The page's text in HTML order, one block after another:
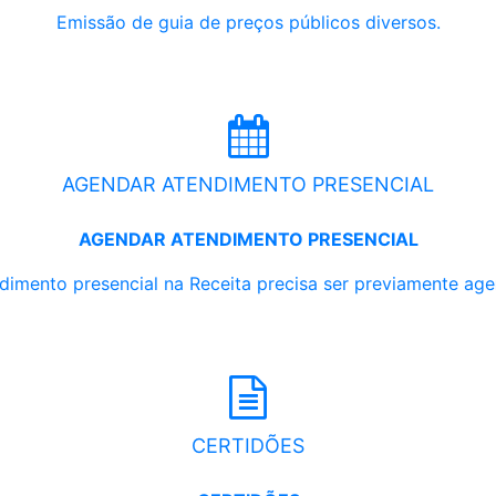
Emissão de guia de preços públicos diversos.
AGENDAR ATENDIMENTO PRESENCIAL
AGENDAR ATENDIMENTO PRESENCIAL
presencial na Receita precisa ser previamente
CERTIDÕES